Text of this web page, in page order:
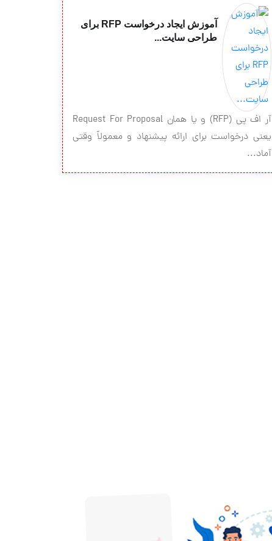
آموزش ایجاد درخواست RFP برای
طراحی سایت...
آر اف پی (RFP) و یا همان Request For Proposal
یعنی درخواست برای ارائه پیشنهاد و معمولاً وقتی
آماد...